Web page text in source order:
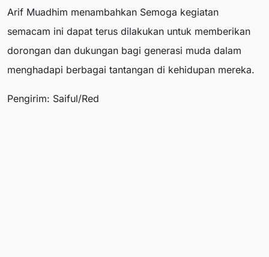
Arif Muadhim menambahkan Semoga kegiatan
semacam ini dapat terus dilakukan untuk memberikan
dorongan dan dukungan bagi generasi muda dalam
menghadapi berbagai tantangan di kehidupan mereka.
Pengirim: Saiful/Red